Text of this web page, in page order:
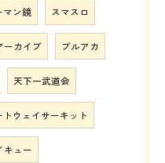
マン鏡 スマスロ
ーカイブ ブルアカ
天下一武道会
トウェイサーキット
キュー